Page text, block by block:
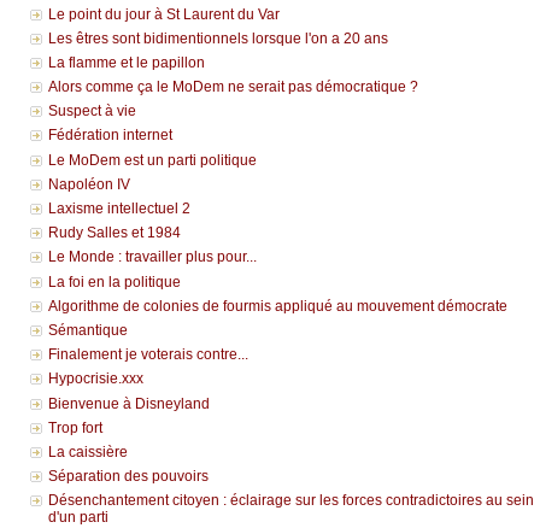
Le point du jour à St Laurent du Var
Les êtres sont bidimentionnels lorsque l'on a 20 ans
La flamme et le papillon
Alors comme ça le MoDem ne serait pas démocratique ?
Suspect à vie
Fédération internet
Le MoDem est un parti politique
Napoléon IV
Laxisme intellectuel 2
Rudy Salles et 1984
Le Monde : travailler plus pour...
La foi en la politique
Algorithme de colonies de fourmis appliqué au mouvement démocrate
Sémantique
Finalement je voterais contre...
Hypocrisie.xxx
Bienvenue à Disneyland
Trop fort
La caissière
Séparation des pouvoirs
Désenchantement citoyen : éclairage sur les forces contradictoires au sein
d'un parti